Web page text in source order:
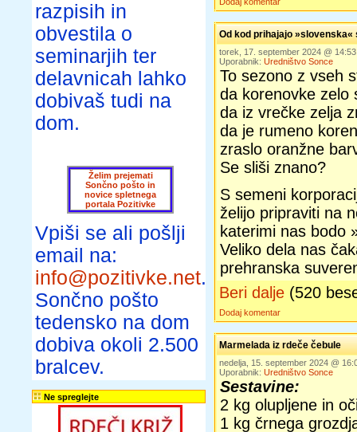
razpisih in
obvestila o
seminarjih ter
delavnicah lahko
dobivaš tudi na
dom.
Želim prejemati
Sončno pošto in
novice spletnega
portala Pozitivke
Vpiši se ali pošlji
email na:
info@pozitivke.net.
Sončno pošto
tedensko na dom
dobiva okoli 2.500
bralcev.
Ne spreglejte
Od kod prihajajo »slovenska«
torek, 17. september 2024 @
Uporabnik: Uredništvo Sonce
To sezono z vseh
da korenovke zelo
da iz vrečke zelja
da je rumeno
zraslo oranžne
Se sliši znano?
S semeni
želijo pripraviti na
katerimi nas bodo
Veliko dela nas
prehranska
Beri dalje (520
Dodaj komentar
Marmelada iz rdeče čebule
nedelja, 15. september 2024 @
Uporabnik: Uredništvo Sonce
Sestavine:
2 kg olupljene in
1 kg črnega